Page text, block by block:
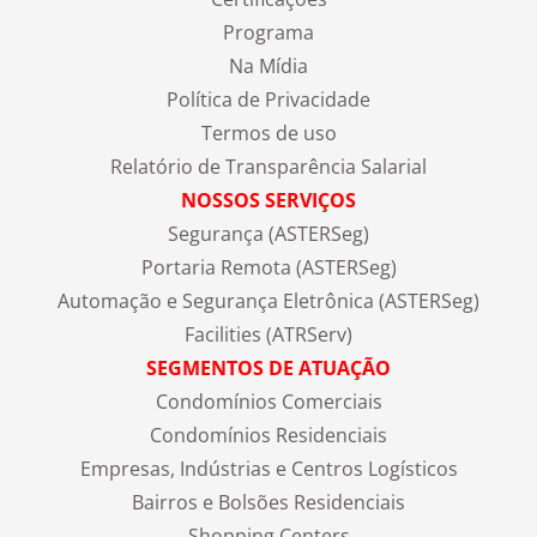
Programa
Na Mídia
Política de Privacidade
Termos de uso
Relatório de Transparência Salarial
NOSSOS SERVIÇOS
Segurança (ASTERSeg)
Portaria Remota (ASTERSeg)
Automação e Segurança Eletrônica (ASTERSeg)
Facilities (ATRServ)
SEGMENTOS DE ATUAÇÃO
Condomínios Comerciais
Condomínios Residenciais
Empresas, Indústrias e Centros Logísticos
Bairros e Bolsões Residenciais